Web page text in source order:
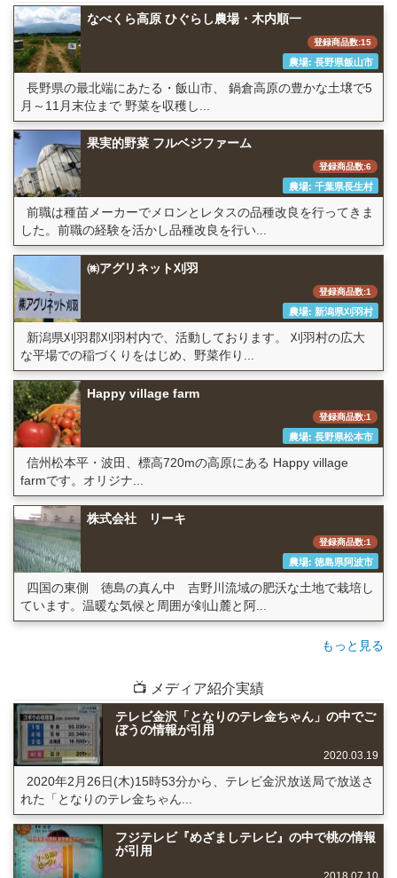
なべくら高原 ひぐらし農場・木内順一
登録商品数:15
農場: 長野県飯山市
長野県の最北端にあたる・飯山市、 鍋倉高原の豊かな土壌で5
月～11月末位まで 野菜を収穫し...
果実的野菜 フルベジファーム
登録商品数:6
農場: 千葉県長生村
前職は種苗メーカーでメロンとレタスの品種改良を行ってきま
した。前職の経験を活かし品種改良を行い...
㈱アグリネット刈羽
登録商品数:1
農場: 新潟県刈羽村
新潟県刈羽郡刈羽村内で、活動しております。 刈羽村の広大
な平場での稲づくりをはじめ、野菜作り...
Happy village farm
登録商品数:1
農場: 長野県松本市
信州松本平・波田、標高720mの高原にある Happy village
farmです。オリジナ...
株式会社 リーキ
登録商品数:1
農場: 徳島県阿波市
四国の東側 徳島の真ん中 吉野川流域の肥沃な土地で栽培し
ています。温暖な気候と周囲が剣山麓と阿...
もっと見る
📺 メディア紹介実績
テレビ金沢「となりのテレ金ちゃん」の中でご
ぼうの情報が引用
2020.03.19
2020年2月26日(木)15時53分から、テレビ金沢放送局で放送さ
れた「となりのテレ金ちゃん...
フジテレビ『めざましテレビ』の中で桃の情報
が引用